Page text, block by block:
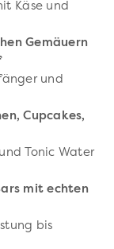
Käse und
Gemäuern
und
Cupcakes,
Tonic Water
mit echten
bis